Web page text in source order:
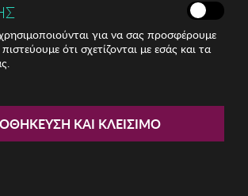
Φόρεμα TANTRA
για να σας προσφέρουμε
ότι σχετίζονται με εσάς και τα
ΚΑΙ ΚΛΕΊΣΙΜΟ